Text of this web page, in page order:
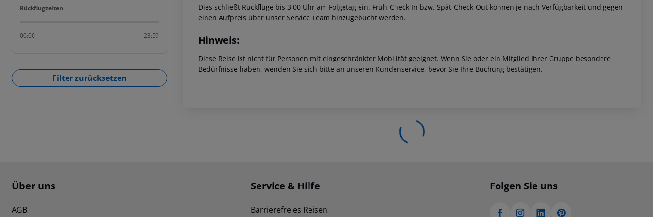
Rückflugzeiten
Rückflugzeiten
00:00 23:59
Filter zurücksetzen
Dies schließt Rückflüge bis 3:00 Uhr am Folgetag ein. Früh-Check-In bzw. Spät-Check-Out können je nach Verfügbarkeit und gegen
einen Aufpreis über unser Service Team hinzugebucht werden.
Hinweis:
Diese Reise ist nicht für Personen mit eingeschränkter Mobilität geeignet. Wenn Sie oder ein Mitglied Ihrer Gruppe besondere
Bedürfnisse haben, wenden Sie sich bitte an unseren Kundenservice, bevor Sie Ihre Buchung bestätigen.
Footer navigation
Über uns
AGB
Service & Hilfe
Barrierefreies Reisen
Folgen Sie uns